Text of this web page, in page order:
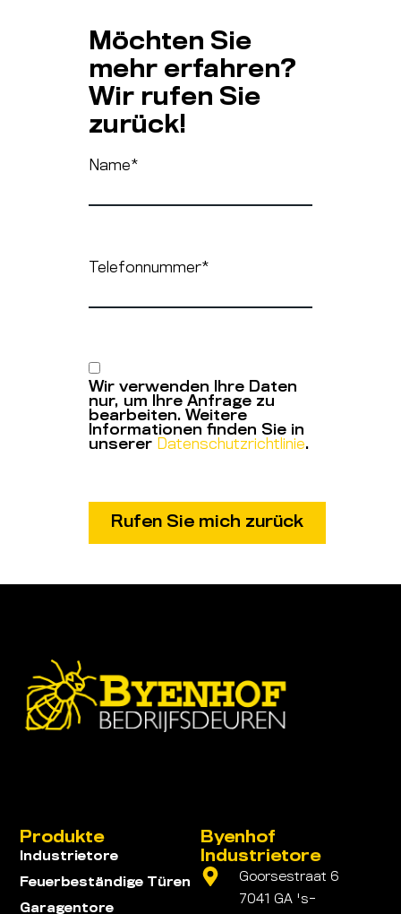
Möchten Sie
mehr erfahren?
Wir rufen Sie
zurück!
Name*
Telefonnummer*
Wir verwenden Ihre Daten
nur, um Ihre Anfrage zu
bearbeiten. Weitere
Informationen finden Sie in
unserer Datenschutzrichtlinie.
Byenhof
Industrietore
Goorsestraat 6
7041 GA 's-
Produkte
Industrietore
Feuerbeständige Türen
Garagentore